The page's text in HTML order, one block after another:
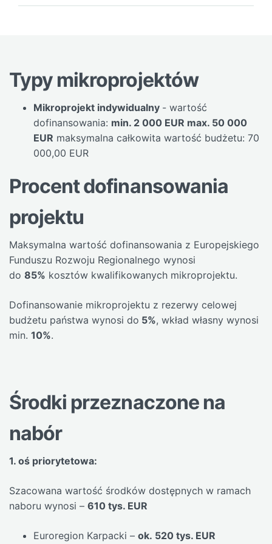
Typy mikroprojektów
Mikroprojekt indywidualny - wartość
dofinansowania: min. 2 000 EUR max. 50 000
EUR maksymalna całkowita wartość budżetu: 70
000,00 EUR
Procent dofinansowania
projektu
Maksymalna wartość dofinansowania z Europejskiego
Funduszu Rozwoju Regionalnego wynosi
do 85% kosztów kwalifikowanych mikroprojektu.
Dofinansowanie mikroprojektu z rezerwy celowej
budżetu państwa wynosi do 5%, wkład własny wynosi
min. 10%.
Środki przeznaczone na
nabór
1. oś priorytetowa:
Szacowana wartość środków dostępnych w ramach
naboru wynosi – 610 tys. EUR
Euroregion Karpacki – ok. 520 tys. EUR